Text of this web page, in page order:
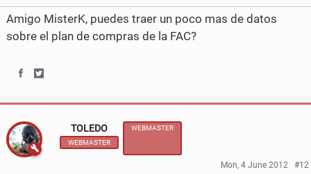
e
o
F
a
c
e
e
T
w
i
t
Amigo MisterK, puedes traer un poco mas de datos
sobre el plan de compras de la FAC?
h
a
r
h
a
r
TOLEDO
WEBMASTER
WEBMASTER
Mon, 4 June 2012 #12